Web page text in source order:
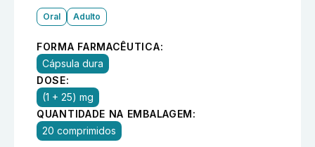
Oral Adulto
FORMA FARMACÊUTICA:
Cápsula dura
DOSE:
(1 + 25) mg
QUANTIDADE NA EMBALAGEM:
20 comprimidos